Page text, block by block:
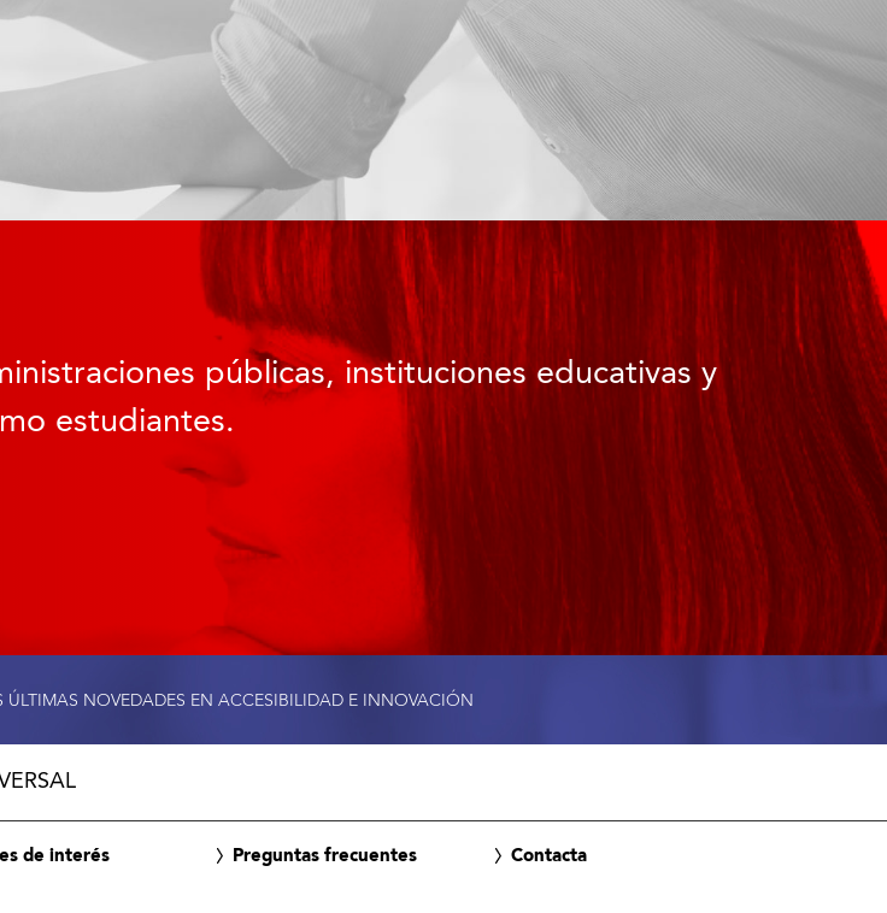
públicas, instituciones educativas y
estudiantes.
ÚLTIMAS NOVEDADES EN ACCESIBILIDAD E INNOVACIÓN
de interés Preguntas frecuentes Contacta